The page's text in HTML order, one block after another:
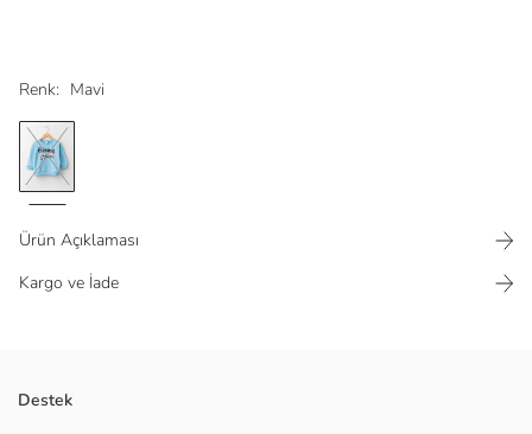
Renk: Mavi
Ürün Açıklaması
Kargo ve İade
Manşetleri ve etek ucu ribanalı
Destek